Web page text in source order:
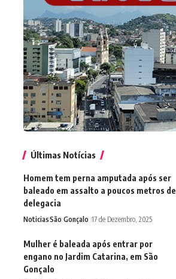
Últimas Notícias
Homem tem perna amputada após ser
baleado em assalto a poucos metros de
delegacia
NoticiasSão Gonçalo 17 de Dezembro, 2025
Mulher é baleada após entrar por
engano no Jardim Catarina, em São
Gonçalo